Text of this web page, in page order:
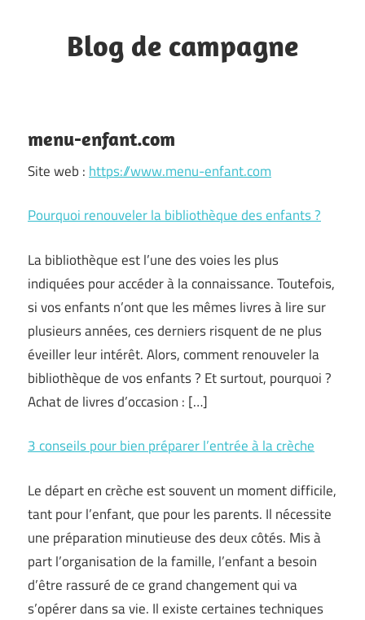
contentBlog de campagne
Pays
Grassois
menu-enfant.com
Site web : https://www.menu-enfant.com
Pourquoi renouveler la bibliothèque des enfants ?
La bibliothèque est l’une des voies les plus
indiquées pour accéder à la connaissance. Toutefois,
si vos enfants n’ont que les mêmes livres à lire sur
plusieurs années, ces derniers risquent de ne plus
éveiller leur intérêt. Alors, comment renouveler la
bibliothèque de vos enfants ? Et surtout, pourquoi ?
Achat de livres d’occasion : […]
3 conseils pour bien préparer l’entrée à la crèche
Le départ en crèche est souvent un moment difficile,
tant pour l’enfant, que pour les parents. Il nécessite
une préparation minutieuse des deux côtés. Mis à
part l’organisation de la famille, l’enfant a besoin
d’être rassuré de ce grand changement qui va
s’opérer dans sa vie. Il existe certaines techniques